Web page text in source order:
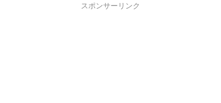
スポンサーリンク